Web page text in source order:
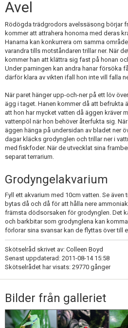
Avel
Rödögda trädgrodors avelssäsong börjar
kommer att attrahera honorna med deras
Hanarna kan konkurrera om samma
varandra tills motståndaren trillar ner. När
kommer han att klättra sig fast på honan
Under parningen kan andra hanar försöka
därför klara av vikten ifall hon inte vill falla
När paret hänger upp-och-ner på ett löv
ägg i taget. Hanen kommer då att befrukta
att hon har mycket vatten då äggen kräver
vattenpöl när hon behöver återfukta sig.
äggen hänga på undersidan av bladet ner
dagar kläcks grodynglen och trillar ner i
med fiskfoder. När de utvecklat sina
separat terrarium.
Grodyngelakvarium
Fyll ett akvarium med 10cm vatten. Se även
bytas då och då för att hålla nere
främsta dödsorsaken för grodynglen. Det
och barkbitar som grodynglena kan
förlorar sina svansar kan de flyttas över till
Skötselråd skrivet av: Colleen Boyd
Senast uppdaterad: 2011-08-14 15:58
Skötselrådet har visats: 29770 gånger
Bilder från galleriet